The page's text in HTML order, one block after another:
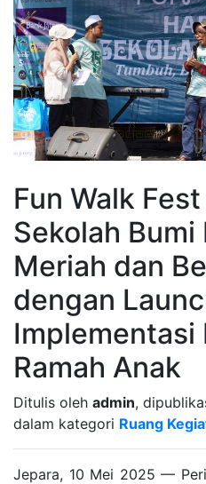
Fun Walk
Sekolah Bumi
Meriah dan
dengan
Implementasi
Ramah Anak
Ditulis oleh admin,
dalam kategori Ruang
Jepara, 10 Mei 2025 —